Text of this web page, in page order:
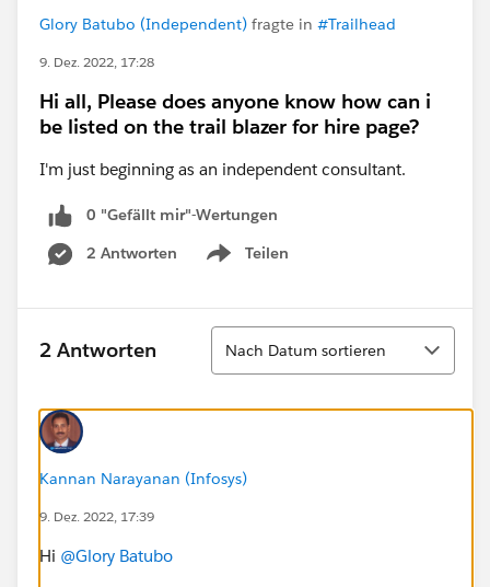
Glory Batubo (Independent) fragte in #Trailhead
9. Dez. 2022, 17:28
Hi all, Please does anyone know how can i
be listed on the trail blazer for hire page?
I'm just beginning as an independent consultant.
0 "Gefällt mir"-Wertungen
2 Antworten
Teilen
Show menu
2 Antworten
Sortieren
Nach Datum sortieren
Kannan Narayanan (Infosys)
9. Dez. 2022, 17:39
Hi @Glory Batubo